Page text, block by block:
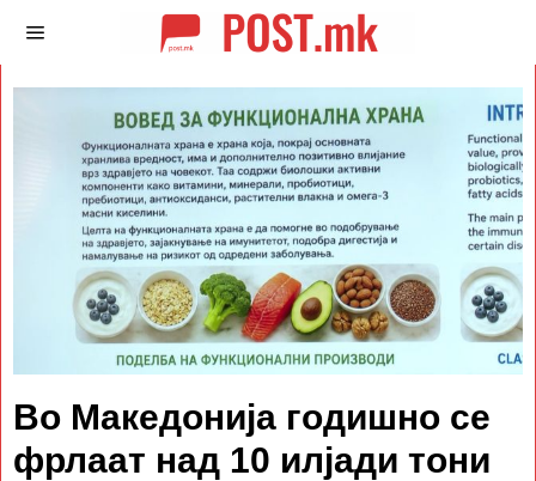
Во Mакедонија годишно се
фрлаат над 10 илјади тони